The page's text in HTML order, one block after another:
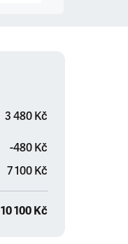
3 480 Kč
-480 Kč
7 100 Kč
10 100 Kč